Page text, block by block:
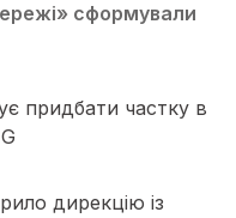
сформували
придбати частку в
дирекцію із